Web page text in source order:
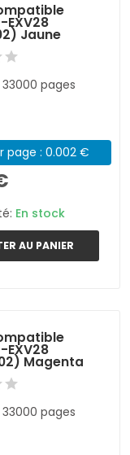
EXV28
Jaune
pages
page : 0.002 €
En stock
AU PANIER
EXV28
Magenta
pages